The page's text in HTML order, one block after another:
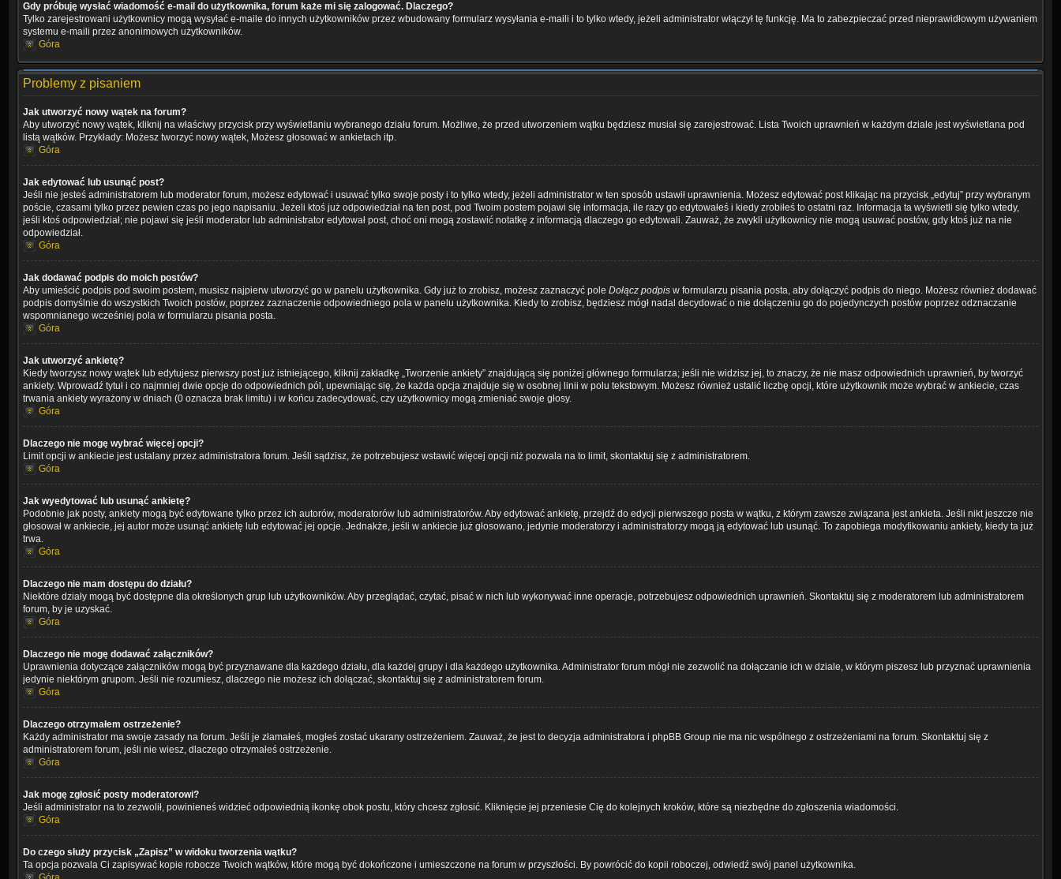
Gdy próbuję wysłać wiadomość e-mail do użytkownika, forum każe mi się zalogować. Dlaczego?
Tylko zarejestrowani użytkownicy mogą wysyłać e-maile do innych użytkowników przez wbudowany formularz wysyłania e-maili i to tylko wtedy, jeżeli administrator włączył tę funkcję. Ma to zabezpieczać przed nieprawidłowym używaniem
systemu e-maili przez anonimowych użytkowników.
Góra
Problemy z pisaniem
Jak utworzyć nowy wątek na forum?
Aby utworzyć nowy wątek, kliknij na właściwy przycisk przy wyświetlaniu wybranego działu forum. Możliwe, że przed utworzeniem wątku będziesz musiał się zarejestrować. Lista Twoich uprawnień w każdym dziale jest wyświetlana pod
listą wątków. Przykłady: Możesz tworzyć nowy wątek, Możesz głosować w ankietach itp.
Góra
Jak edytować lub usunąć post?
Jeśli nie jesteś administratorem lub moderator forum, możesz edytować i usuwać tylko swoje posty i to tylko wtedy, jeżeli administrator w ten sposób ustawił uprawnienia. Możesz edytować post klikając na przycisk „edytuj” przy wybranym
poście, czasami tylko przez pewien czas po jego napisaniu. Jeżeli ktoś już odpowiedział na ten post, pod Twoim postem pojawi się informacja, ile razy go edytowałeś i kiedy zrobiłeś to ostatni raz. Informacja ta wyświetli się tylko wtedy,
jeśli ktoś odpowiedział; nie pojawi się jeśli moderator lub administrator edytował post, choć oni mogą zostawić notatkę z informacją dlaczego go edytowali. Zauważ, że zwykli użytkownicy nie mogą usuwać postów, gdy ktoś już na nie
odpowiedział.
Góra
Jak dodawać podpis do moich postów?
Aby umieścić podpis pod swoim postem, musisz najpierw utworzyć go w panelu użytkownika. Gdy już to zrobisz, możesz zaznaczyć pole Dołącz podpis w formularzu pisania posta, aby dołączyć podpis do niego. Możesz również dodawać
podpis domyślnie do wszystkich Twoich postów, poprzez zaznaczenie odpowiedniego pola w panelu użytkownika. Kiedy to zrobisz, będziesz mógł nadal decydować o nie dołączeniu go do pojedynczych postów poprzez odznaczanie
wspomnianego wcześniej pola w formularzu pisania posta.
Góra
Jak utworzyć ankietę?
Kiedy tworzysz nowy wątek lub edytujesz pierwszy post już istniejącego, kliknij zakładkę „Tworzenie ankiety” znajdującą się poniżej głównego formularza; jeśli nie widzisz jej, to znaczy, że nie masz odpowiednich uprawnień, by tworzyć
ankiety. Wprowadź tytuł i co najmniej dwie opcje do odpowiednich pól, upewniając się, że każda opcja znajduje się w osobnej linii w polu tekstowym. Możesz również ustalić liczbę opcji, które użytkownik może wybrać w ankiecie, czas
trwania ankiety wyrażony w dniach (0 oznacza brak limitu) i w końcu zadecydować, czy użytkownicy mogą zmieniać swoje głosy.
Góra
Dlaczego nie mogę wybrać więcej opcji?
Limit opcji w ankiecie jest ustalany przez administratora forum. Jeśli sądzisz, że potrzebujesz wstawić więcej opcji niż pozwala na to limit, skontaktuj się z administratorem.
Góra
Jak wyedytować lub usunąć ankietę?
Podobnie jak posty, ankiety mogą być edytowane tylko przez ich autorów, moderatorów lub administratorów. Aby edytować ankietę, przejdź do edycji pierwszego posta w wątku, z którym zawsze związana jest ankieta. Jeśli nikt jeszcze nie
głosował w ankiecie, jej autor może usunąć ankietę lub edytować jej opcje. Jednakże, jeśli w ankiecie już głosowano, jedynie moderatorzy i administratorzy mogą ją edytować lub usunąć. To zapobiega modyfikowaniu ankiety, kiedy ta już
trwa.
Góra
Dlaczego nie mam dostępu do działu?
Niektóre działy mogą być dostępne dla określonych grup lub użytkowników. Aby przeglądać, czytać, pisać w nich lub wykonywać inne operacje, potrzebujesz odpowiednich uprawnień. Skontaktuj się z moderatorem lub administratorem
forum, by je uzyskać.
Góra
Dlaczego nie mogę dodawać załączników?
Uprawnienia dotyczące załączników mogą być przyznawane dla każdego działu, dla każdej grupy i dla każdego użytkownika. Administrator forum mógł nie zezwolić na dołączanie ich w dziale, w którym piszesz lub przyznać uprawnienia
jedynie niektórym grupom. Jeśli nie rozumiesz, dlaczego nie możesz ich dołączać, skontaktuj się z administratorem forum.
Góra
Dlaczego otrzymałem ostrzeżenie?
Każdy administrator ma swoje zasady na forum. Jeśli je złamałeś, mogłeś zostać ukarany ostrzeżeniem. Zauważ, że jest to decyzja administratora i phpBB Group nie ma nic wspólnego z ostrzeżeniami na forum. Skontaktuj się z
administratorem forum, jeśli nie wiesz, dlaczego otrzymałeś ostrzeżenie.
Góra
Jak mogę zgłosić posty moderatorowi?
Jeśli administrator na to zezwolił, powinieneś widzieć odpowiednią ikonkę obok postu, który chcesz zgłosić. Kliknięcie jej przeniesie Cię do kolejnych kroków, które są niezbędne do zgłoszenia wiadomości.
Góra
Do czego służy przycisk „Zapisz” w widoku tworzenia wątku?
Ta opcja pozwala Ci zapisywać kopie robocze Twoich wątków, które mogą być dokończone i umieszczone na forum w przyszłości. By powrócić do kopii roboczej, odwiedź swój panel użytkownika.